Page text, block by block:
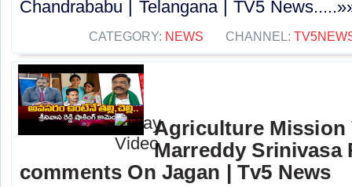
Chandrababu | Telangana | TV5
CATEGORY: NEWS CHANNEL:
Agriculture Mission
Marreddy Srinivasa
comments On Jagan | Tv5 News